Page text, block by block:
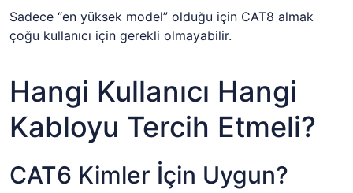
Sadece “en yüksek model” olduğu için CAT8 almak
çoğu kullanıcı için gerekli olmayabilir.
Hangi Kullanıcı Hangi
Kabloyu Tercih Etmeli?
CAT6 Kimler İçin Uygun?